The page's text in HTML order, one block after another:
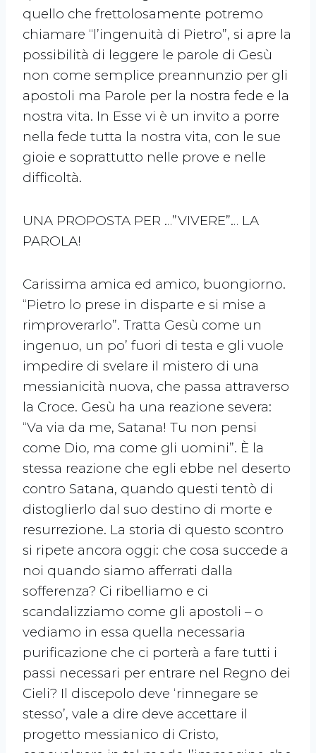
quello che frettolosamente potremo
chiamare “l’ingenuità di Pietro”, si apre la
possibilità di leggere le parole di Gesù
non come semplice preannunzio per gli
apostoli ma Parole per la nostra fede e la
nostra vita. In Esse vi è un invito a porre
nella fede tutta la nostra vita, con le sue
gioie e soprattutto nelle prove e nelle
difficoltà.
UNA PROPOSTA PER …”VIVERE”… LA
PAROLA!
Carissima amica ed amico, buongiorno.
“Pietro lo prese in disparte e si mise a
rimproverarlo”. Tratta Gesù come un
ingenuo, un po’ fuori di testa e gli vuole
impedire di svelare il mistero di una
messianicità nuova, che passa attraverso
la Croce. Gesù ha una reazione severa:
“Va via da me, Satana! Tu non pensi
come Dio, ma come gli uomini”. È la
stessa reazione che egli ebbe nel deserto
contro Satana, quando questi tentò di
distoglierlo dal suo destino di morte e
resurrezione. La storia di questo scontro
si ripete ancora oggi: che cosa succede a
noi quando siamo afferrati dalla
sofferenza? Ci ribelliamo e ci
scandalizziamo come gli apostoli – o
vediamo in essa quella necessaria
purificazione che ci porterà a fare tutti i
passi necessari per entrare nel Regno dei
Cieli? Il discepolo deve ‘rinnegare se
stesso’, vale a dire deve accettare il
progetto messianico di Cristo,